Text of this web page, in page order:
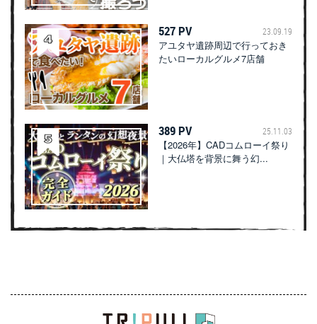
527 PV 23.09.19
アユタヤ遺跡周辺で行っておき
たいローカルグルメ7店舗
389 PV 25.11.03
【2026年】CADコムローイ祭り
｜大仏塔を背景に舞う幻...